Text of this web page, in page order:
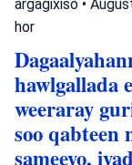
argagixiso •
hor
hawlgallada
weeraray
soo
sameeyo,